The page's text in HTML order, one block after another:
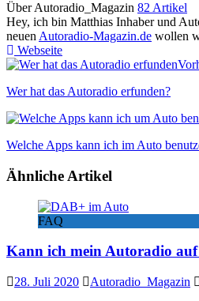
Über Autoradio_Magazin 82 Artikel
Hey, ich bin Matthias Inhaber und
neuen Autoradio-Magazin.de wollen
Webseite
Wer hat das Autoradio erfunden?
Welche Apps kann ich im Auto
Ähnliche Artikel
FAQ
Kann ich mein Autoradio
28. Juli 2020 Autoradio_Magazin